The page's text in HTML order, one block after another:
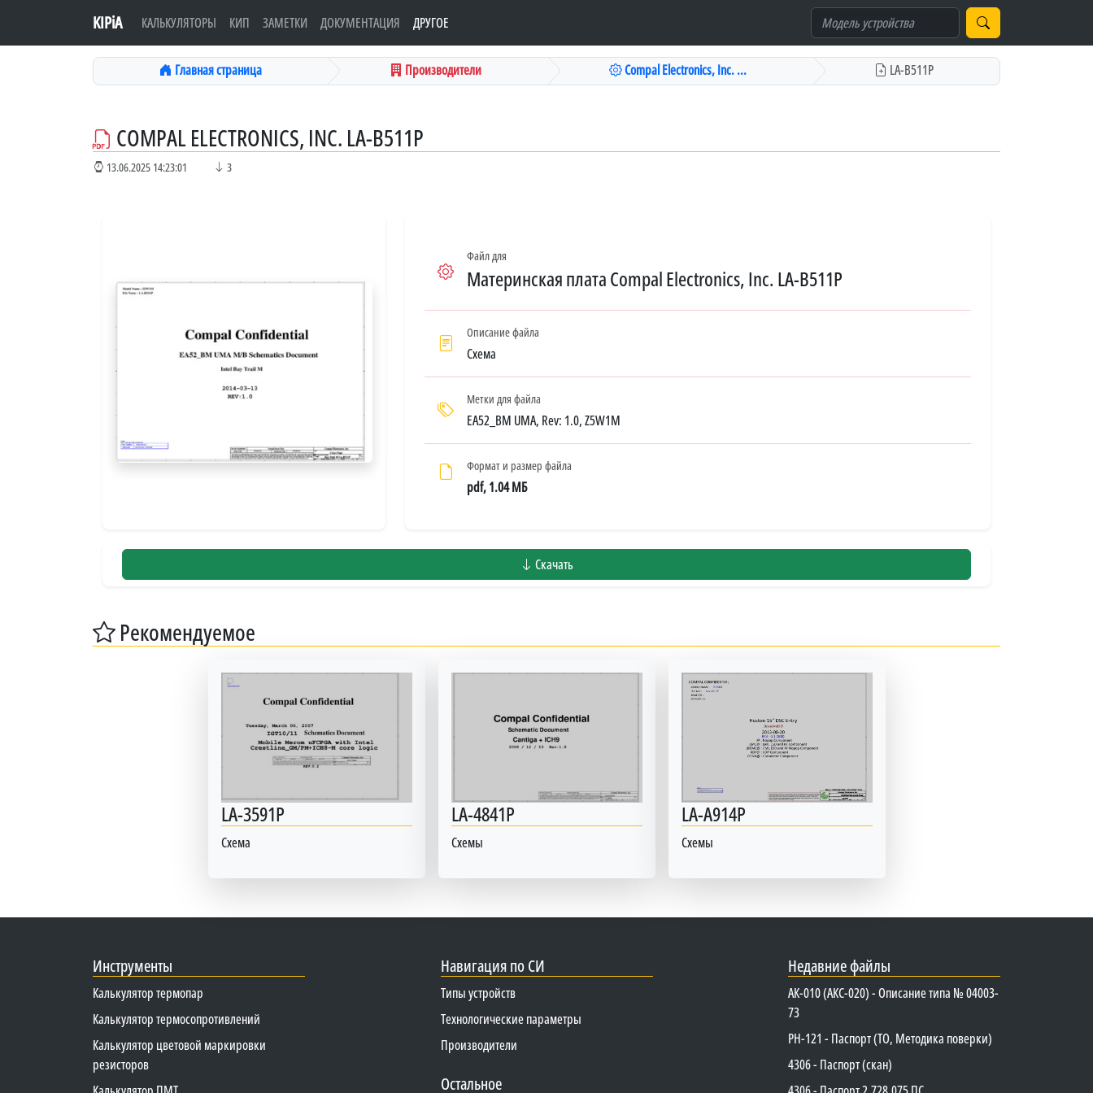
KIPiA КАЛЬКУЛЯТОРЫ КИП ЗАМЕТКИ ДОКУМЕНТАЦИЯ ДРУГОЕ
Главная страница Производители Compal Electronics, Inc. ... LA-B511P
COMPAL ELECTRONICS, INC. LA-B511P
13.06.2025 14:23:01 3
Файл для
Материнская плата Compal Electronics, Inc. LA-B511P
Описание файла
Схема
Метки для файла
EA52_BM UMA, Rev: 1.0, Z5W1M
Формат и размер файла
pdf, 1.04 МБ
Скачать
Рекомендуемое
LA-3591P
Схема
LA-4841P
Схемы
LA-A914P
Схемы
Инструменты
Калькулятор термопар
Калькулятор термосопротивлений
Калькулятор цветовой маркировки
резисторов
Навигация по СИ
Типы устройств
Технологические параметры
Производители
Остальное
Недавние файлы
АК-010 (АКС-020) - Описание типа № 04003-
73
PH-121 - Паспорт (ТО, Методика поверки)
4306 - Паспорт (скан)